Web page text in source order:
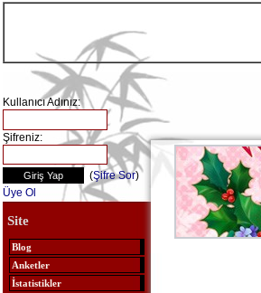
Kullanıcı Adınız:
Şifreniz:
(Şifre Sor)
Üye Ol
Site
Blog
Anketler
İstatistikler